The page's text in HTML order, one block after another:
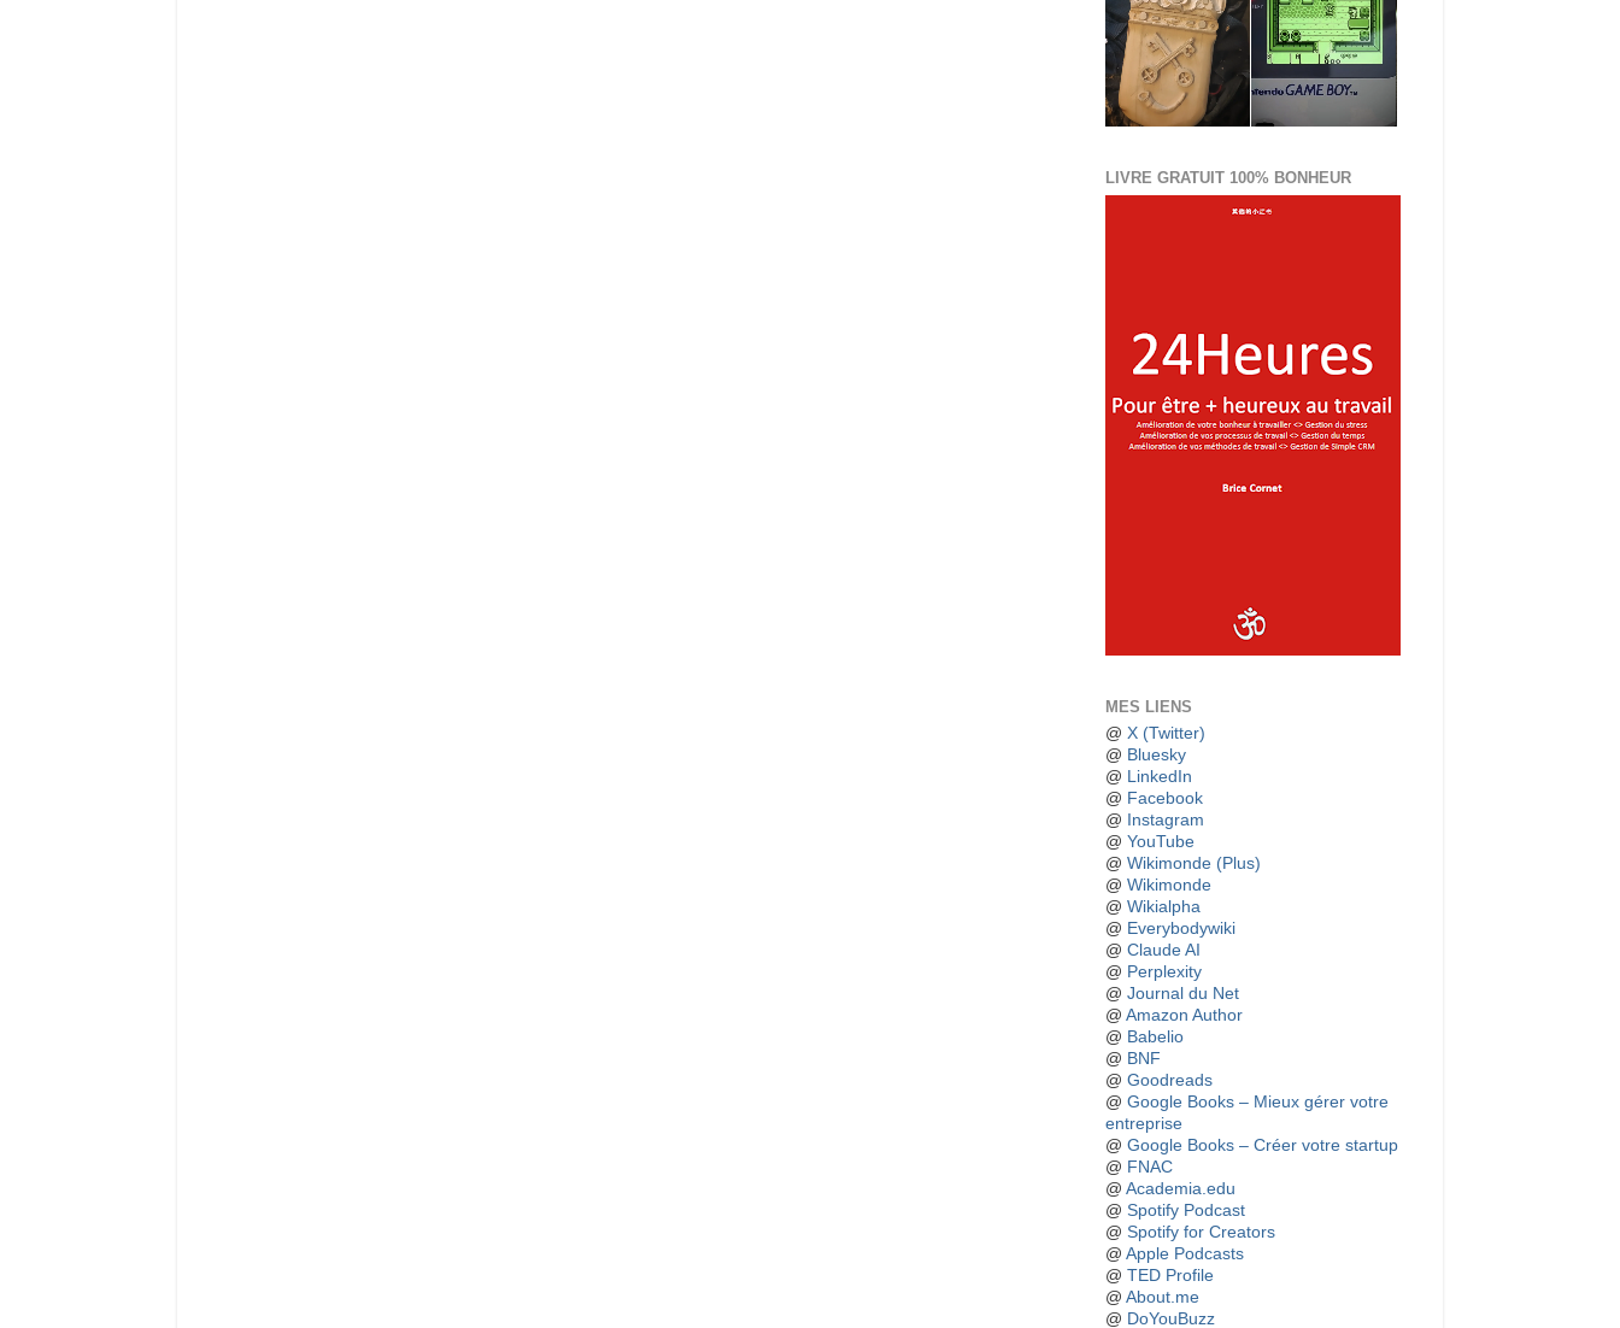
LIVRE GRATUIT 100% BONHEUR
MES LIENS
@ X (Twitter)
@ Bluesky
@ LinkedIn
@ Facebook
@
Instagram
@ YouTube
@ Wikimonde (Plus)
@ Wikimonde
@ Wikialpha
@ Everybodywiki
@ Claude AI
@ Perplexity
@ Journal du Net
@ Amazon Author
@ Babelio
@ BNF
@ Goodreads
@ Google Books – Mieux gérer votre
entreprise
@ Google Books – Créer votre startup
@ FNAC
@ Academia.edu
@ Spotify Podcast
@ Spotify for Creators
@ Apple Podcasts
@ TED Profile
@ About.me
@ DoYouBuzz